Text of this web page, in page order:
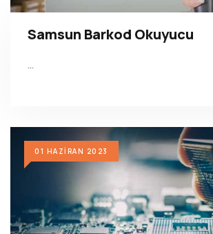
Samsun Barkod Okuyucu
…
01 HAZIRAN 2023